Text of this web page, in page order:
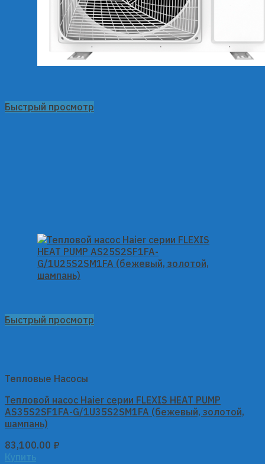
Быстрый просмотр
Быстрый просмотр
Тепловые Насосы
Тепловой насос Haier серии FLEXIS HEAT PUMP
AS35S2SF1FA-G/1U35S2SM1FA (бежевый, золотой,
шампань)
83,100.00 ₽
Купить